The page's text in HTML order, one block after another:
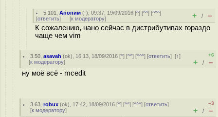
5.101 ,Аноним (-), 09:37, 19/09/2016 [^] [^^] [^^^]
[ответить] [к модератору] + / –
К сожалению, нано сейчас в дистрибутивах гораздо
чаще чем vim
3.50 ,asavah (ok), 16:13, 18/09/2016 [^] [^^] [^^^] [ответить][↑]
[к модератору]
+6
+ / –
ну моё всё - mcedit
3.63 ,robux (ok), 17:42, 18/09/2016 [^] [^^] [^^^] [ответить]
[к модератору]
–3
+ / –